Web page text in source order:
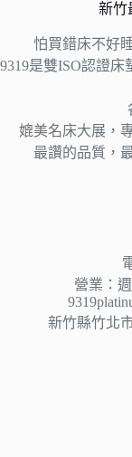
新竹
怕買錯床不好
9319是雙ISO認證
媲美名床大展，
最讚的品質，
營業：
新竹縣竹北